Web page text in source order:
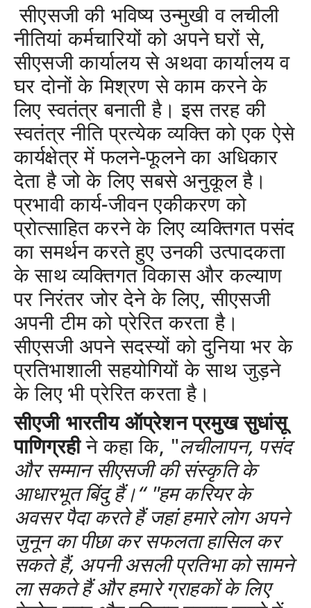
सीएसजी की भविष्य उन्मुखी व लचीली
नीतियां कर्मचारियों को अपने घरों से,
सीएसजी कार्यालय से अथवा कार्यालय व
घर दोनों के मिश्रण से काम करने के
लिए स्वतंत्र बनाती है। इस तरह की
स्वतंत्र नीति प्रत्येक व्यक्ति को एक ऐसे
कार्यक्षेत्र में फलने-फूलने का अधिकार
देता है जो के लिए सबसे अनुकूल है।
प्रभावी कार्य-जीवन एकीकरण को
प्रोत्साहित करने के लिए व्यक्तिगत पसंद
का समर्थन करते हुए उनकी उत्पादकता
के साथ व्यक्तिगत विकास और कल्याण
पर निरंतर जोर देने के लिए, सीएसजी
अपनी टीम को प्रेरित करता है।
सीएसजी अपने सदस्यों को दुनिया भर के
प्रतिभाशाली सहयोगियों के साथ जुड़ने
के लिए भी प्रेरित करता है।
सीएजी भारतीय ऑप्रेशन प्रमुख सुधांसू
पाणिग्रहीने कहा कि, "लचीलापन, पसंद
और सम्मान सीएसजी की संस्कृति के
आधारभूत बिंदु हैं।“ "हम करियर के
अवसर पैदा करते हैं जहां हमारे लोग अपने
जुनून का पीछा कर सफलता हासिल कर
सकते हैं, अपनी असली प्रतिभा को सामने
ला सकते हैं और हमारे ग्राहकों के लिए